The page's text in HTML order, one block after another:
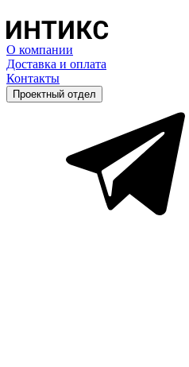
О компании
Доставка и оплата
Контакты
Проектный отдел